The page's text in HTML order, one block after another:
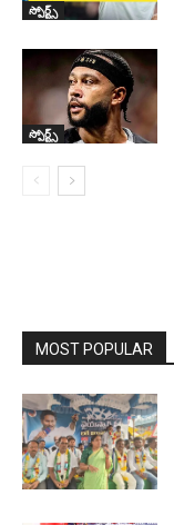
స్పోర్ట్స్
స్పోర్ట్స్
MOST POPULAR